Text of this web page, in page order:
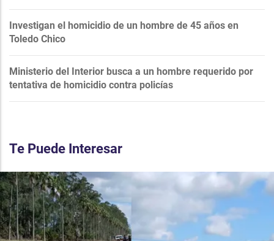
Investigan el homicidio de un hombre de 45 años en
Toledo Chico
Ministerio del Interior busca a un hombre requerido por
tentativa de homicidio contra policías
Te Puede Interesar